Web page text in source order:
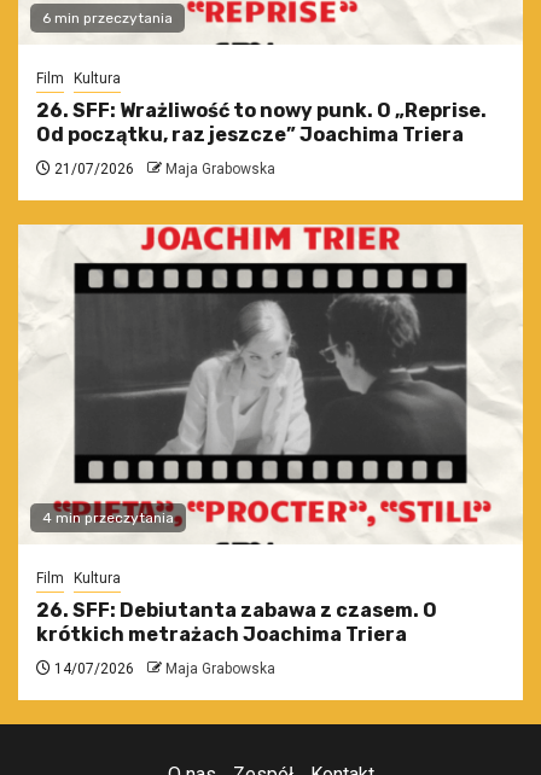
6 min przeczytania
Film Kultura
26. SFF: Wrażliwość to nowy punk. O „Reprise.
Od początku, raz jeszcze” Joachima Triera
21/07/2026 Maja Grabowska
4 min przeczytania
Film Kultura
26. SFF: Debiutanta zabawa z czasem. O
krótkich metrażach Joachima Triera
14/07/2026 Maja Grabowska